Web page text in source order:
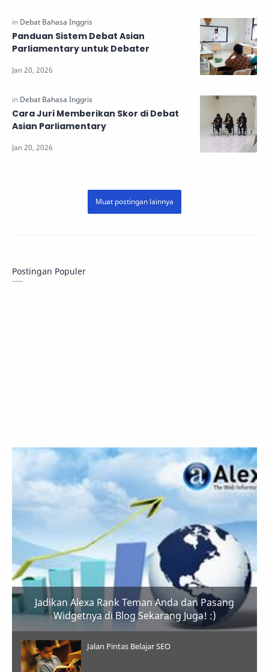
Panduan Sistem Debat Asian
Parliamentary untuk Debater
Cara Juri Memberikan Skor di Debat
Asian Parliamentary
Postingan Populer
Jadikan Alexa Rank Teman Anda dan Pasang
Widgetnya di Blog Sekarang Juga! :)
Jalan Pintas Belajar SEO